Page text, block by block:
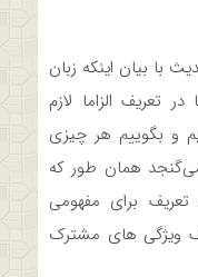
با بیان اینکه زبان
تعریف الزاما لازم
و بگوییم هر چیزی
می‌گنجد همان طور که
برای مفهومی
ویژگی های مشترک